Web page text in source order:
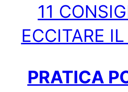
11
ECCITARE
PRATICA